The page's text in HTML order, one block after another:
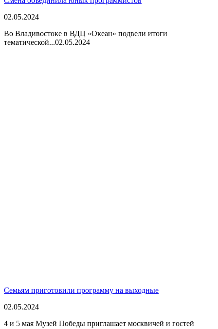
02.05.2024
Во Владивостоке в ВДЦ «Океан» подвели итоги
тематической...02.05.2024
Семьям приготовили программу на выходные
02.05.2024
4 и 5 мая Музей Победы приглашает москвичей и гостей